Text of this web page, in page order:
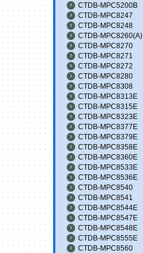
CTDB-MPC5200B
CTDB-MPC8247
CTDB-MPC8248
CTDB-MPC8260(A)
CTDB-MPC8270
CTDB-MPC8271
CTDB-MPC8272
CTDB-MPC8280
CTDB-MPC8308
CTDB-MPC8313E
CTDB-MPC8315E
CTDB-MPC8323E
CTDB-MPC8377E
CTDB-MPC8379E
CTDB-MPC8358E
CTDB-MPC8360E
CTDB-MPC8533E
CTDB-MPC8536E
CTDB-MPC8540
CTDB-MPC8541
CTDB-MPC8544E
CTDB-MPC8547E
CTDB-MPC8548E
CTDB-MPC8555E
CTDB-MPC8560